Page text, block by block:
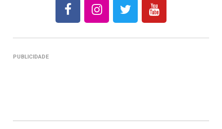
PUBLICIDADE